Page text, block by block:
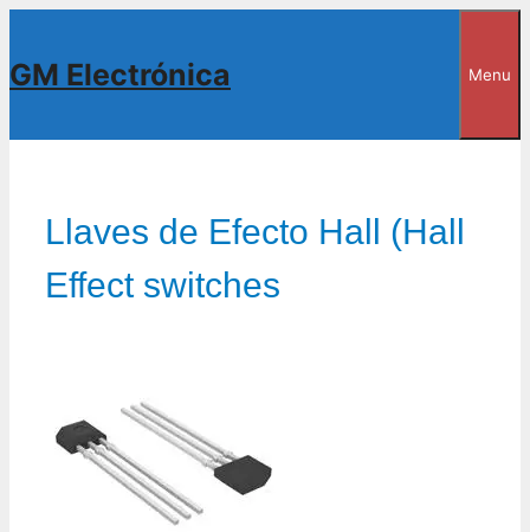
contenido
GM Electrónica Menu
Llaves de Efecto Hall (Hall
Effect switches